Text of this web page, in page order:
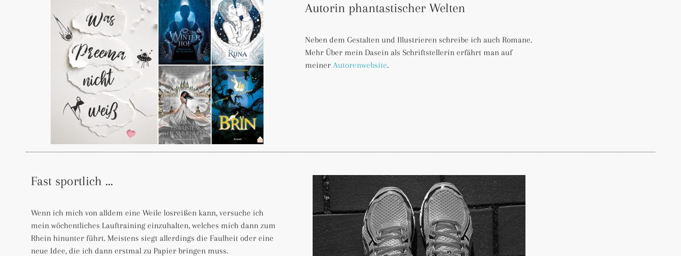
Autorin phantastischer Welten
Neben dem Gestalten und Illustrieren schreibe ich auch Romane.
Mehr Über mein Dasein als Schriftstellerin erfährt man auf
meiner Autorenwebsite.
Fast sportlich …
Wenn ich mich von alldem eine Weile losreißen kann, versuche ich
mein wöchentliches Lauftraining einzuhalten, welches mich dann zum
Rhein hinunter führt. Meistens siegt allerdings die Faulheit oder eine
neue Idee, die ich dann erstmal zu Papier bringen muss.